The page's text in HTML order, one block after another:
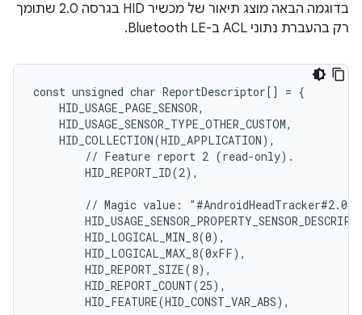
בדוגמה הבאה מוצג תיאור של מכשיר HID בגרסה 2.0 שתומך
רק בהעברת נתוני ACL ב-Bluetooth LE.
const unsigned char ReportDescriptor[] = {
    HID_USAGE_PAGE_SENSOR,
    HID_USAGE_SENSOR_TYPE_OTHER_CUSTOM,
    HID_COLLECTION(HID_APPLICATION),
        // Feature report 2 (read-only).
        HID_REPORT_ID(2),
// Magic value:
        HID_LOGICAL_MIN_8(0),
        HID_LOGICAL_MAX_8(0xFF),
        HID_REPORT_SIZE(8),
        HID_REPORT_COUNT(25),
        HID_FEATURE(HID_CONST_VAR_ABS),